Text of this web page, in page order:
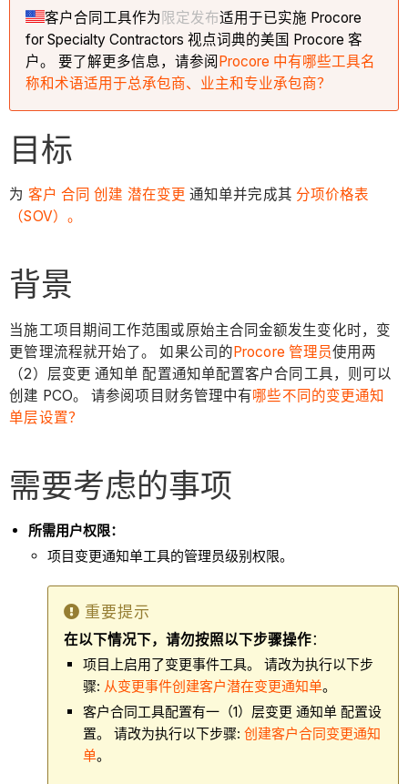
客户合同工具作为 限定发布适用于已实施 Procore
for Specialty Contractors 视点词典的美国 Procore 客
户。 要了解更多信息，请参阅 Procore 中有哪些工具名
称和术语适用于总承包商、业主和专业承包商？
目标
为 客户 合同 创建 潜在变更 通知单并完成其 分项价格表
（SOV）。
背景
当施工项目期间工作范围或原始主合同金额发生变化时，变
更管理流程就开始了。 如果公司的Procore 管理员使用两
（2）层变更 通知单 配置通知单配置客户合同工具，则可以
创建 PCO。 请参阅项目财务管理中有哪些不同的变更通知
单层设置？
需要考虑的事项
所需用户权限：
项目变更通知单工具的管理员级别权限。
重要提示
在以下情况下，请勿按照以下步骤操作：
项目上启用了变更事件工具。 请改为执行以下步
骤: 从变更事件创建客户潜在变更通知单。
客户合同工具配置有一（1）层变更 通知单 配置设
置。 请改为执行以下步骤:创建客户合同变更通知
单。